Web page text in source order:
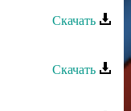
Скачать
Скачать